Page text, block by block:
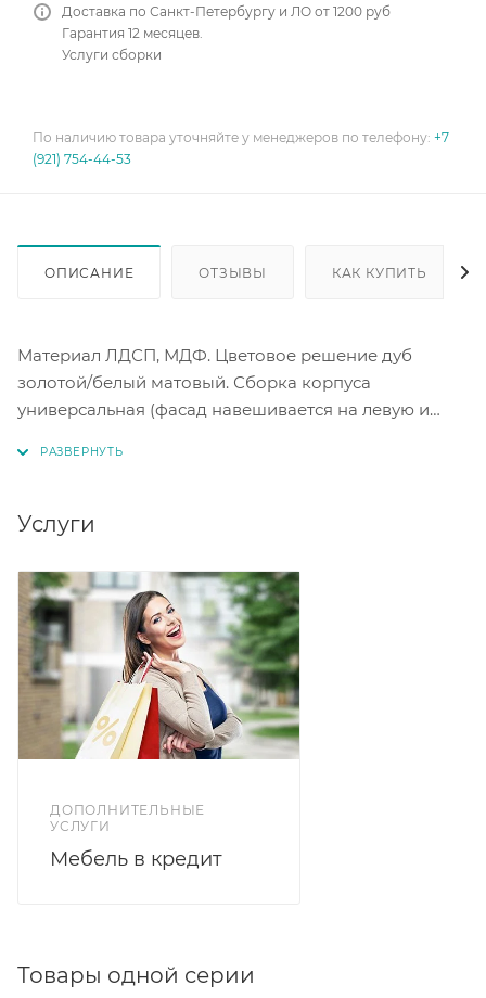
Доставка по Санкт-Петербургу и ЛО от 1200 руб
Гарантия 12 месяцев.
Услуги сборки
По наличию товара уточняйте у менеджеров по телефону: +7
(921) 754-44-53
ОПИСАНИЕ ОТЗЫВЫ КАК КУПИТЬ
Материал ЛДСП, МДФ. Цветовое решение дуб
золотой/белый матовый. Сборка корпуса
универсальная (фасад навешивается на левую и
Услуги
ДОПОЛНИТЕЛЬНЫЕ
УСЛУГИ
Мебель в кредит
Товары одной серии